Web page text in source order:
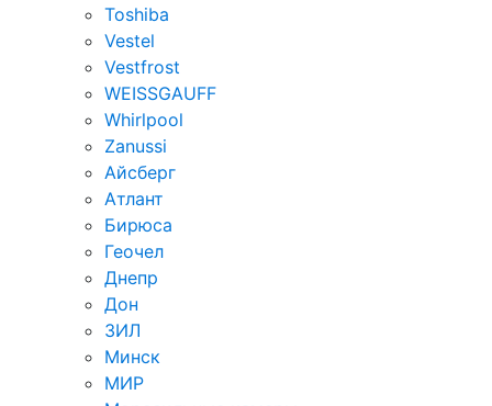
Toshiba
Vestel
Vestfrost
WEISSGAUFF
Whirlpool
Zanussi
Айсберг
Атлант
Бирюса
Геочел
Днепр
Дон
ЗИЛ
Минск
МИР